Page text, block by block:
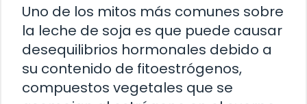
Uno de los mitos más comunes sobre
la leche de soja es que puede causar
desequilibrios hormonales debido a
su contenido de fitoestrógenos,
compuestos vegetales que se